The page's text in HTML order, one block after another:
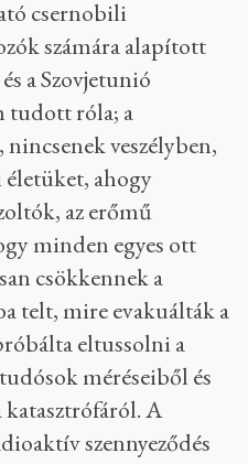
csernobili
számára alapított
a Szovjetunió
tudott róla; a
veszélyben,
ahogy
az erőmű
minden egyes ott
csökkennek a
telt, mire evakuálták a
eltussolni a
méréseiből és
A
szennyeződés